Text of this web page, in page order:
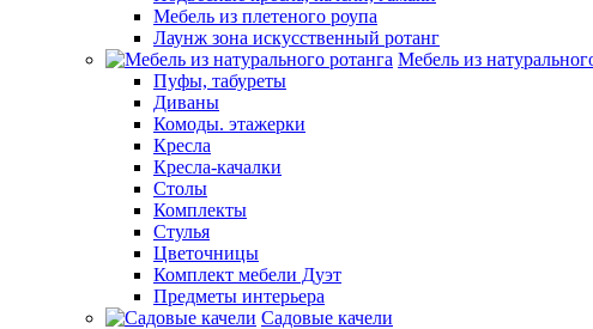
Мебель из плетеного роупа
Лаунж зона искусственный ротанг
Мебель из
Пуфы, табуреты
Диваны
Комоды. этажерки
Кресла
Кресла-качалки
Столы
Комплекты
Стулья
Цветочницы
Комплект мебели Дуэт
Предметы интерьера
Садовые качели